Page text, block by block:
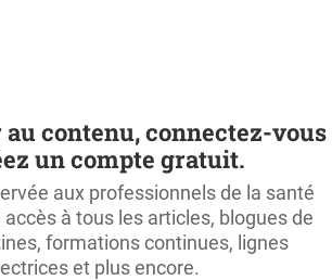
au contenu, connectez-vous
un compte gratuit.
aux professionnels de la santé
à tous les articles, blogues de
formations continues, lignes
et plus encore.